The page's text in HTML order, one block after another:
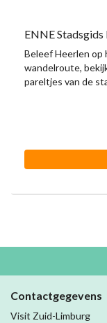
ENNE
Beleef Heerlen op
wandelroute,
pareltjes van de
Contactgegevens
Visit Zuid-Limburg